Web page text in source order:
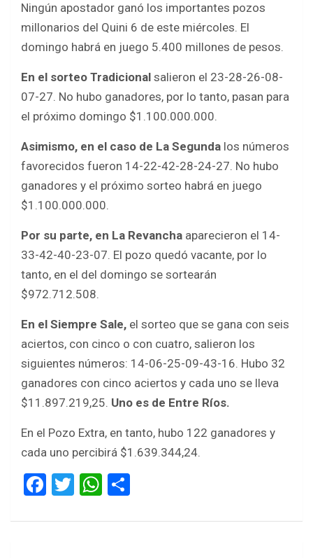
ce
b
o
o
k
tt
er
at
s
p
p
ar
e
Ningún apostador ganó los importantes pozos
millonarios del Quini 6 de este miércoles. El
domingo habrá en juego 5.400 millones de pesos.
En el sorteo Tradicional salieron el 23-28-26-08-
07-27. No hubo ganadores, por lo tanto, pasan para
el próximo domingo $1.100.000.000.
Asimismo, en el caso de La Segunda los números
favorecidos fueron 14-22-42-28-24-27. No hubo
ganadores y el próximo sorteo habrá en juego
$1.100.000.000.
Por su parte, en La Revancha aparecieron el 14-
33-42-40-23-07. El pozo quedó vacante, por lo
tanto, en el del domingo se sortearán
$972.712.508.
En el Siempre Sale, el sorteo que se gana con seis
aciertos, con cinco o con cuatro, salieron los
siguientes números: 14-06-25-09-43-16. Hubo 32
ganadores con cinco aciertos y cada uno se lleva
$11.897.219,25. Uno es de Entre Ríos.
En el Pozo Extra, en tanto, hubo 122 ganadores y
cada uno percibirá $1.639.344,24.
F
ce
T
tt
W
at ar